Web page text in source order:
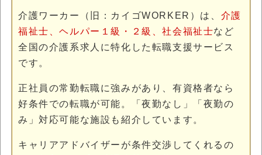
介護ワーカー（旧：カイゴWORKER）は、 介護
福祉士、ヘルパー１級・２級、社会福祉士など
全国の介護系求人に特化した転職支援サービス
です。
正社員の常勤転職に強みがあり、有資格者なら
好条件での転職が可能。「夜勤なし」「夜勤の
み」対応可能な施設も紹介しています。
キャリアアドバイザーが条件交渉してくれるの